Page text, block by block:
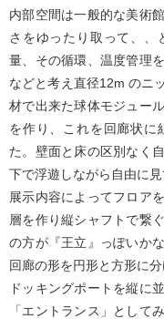
内部空間は一般的な美術
さをゆったり取って、、
量、その循環、温度管理
などと考え直径12m のニ
材で出来た球体モジュー
を作り、これを回廊状に
た。壁面と床の区別なく
下で浮遊しながら自由に見
展示内容によってフロア
層を作り縦シャフトで繋
の方が『王立』っぽいか
回廊の形を円形と方形に
ドッキングポートを縦に
「エントランス」として